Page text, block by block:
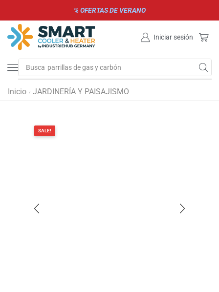
% OFERTAS DE VERANO
Iniciar sesión
Busca parrillas de gas y carbón
Inicio / JARDINERÍA Y PAISAJISMO
SALE!